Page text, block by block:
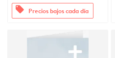
offers Precios bajos cada día